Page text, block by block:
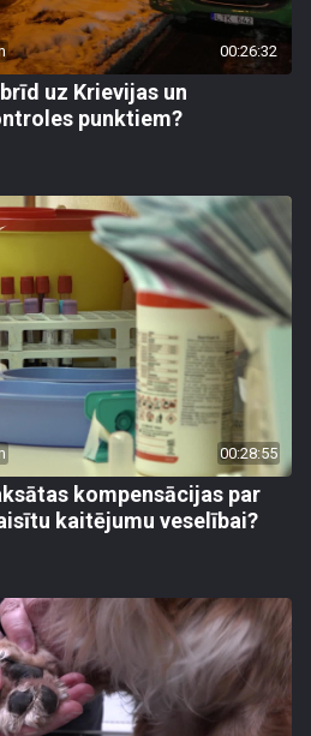
00:26:32
uz Krievijas un
punktiem?
00:28:55
kompensācijas par
kaitējumu veselībai?